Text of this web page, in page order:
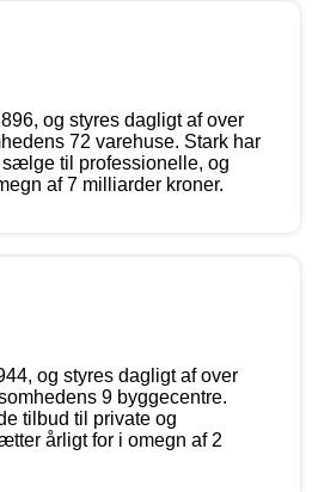
og styres dagligt af over
72 varehuse. Stark har
til professionelle, og
af 7 milliarder kroner.
og styres dagligt af over
9 byggecentre.
tilbud til private og
årligt for i omegn af 2